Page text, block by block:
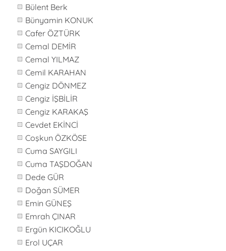
Bülent Berk
Bünyamin KONUK
Cafer ÖZTÜRK
Cemal DEMİR
Cemal YILMAZ
Cemil KARAHAN
Cengiz DÖNMEZ
Cengiz İŞBİLİR
Cengiz KARAKAŞ
Cevdet EKİNCİ
Coşkun ÖZKÖSE
Cuma SAYGILI
Cuma TAŞDOĞAN
Dede GÜR
Doğan SÜMER
Emin GÜNEŞ
Emrah ÇINAR
Ergün KICIKOĞLU
Erol UÇAR